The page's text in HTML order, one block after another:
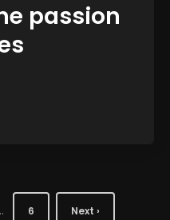
passion
6 Next ›